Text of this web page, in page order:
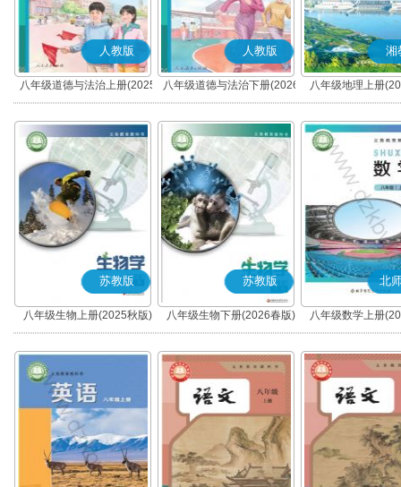
人教版
八年级道德与法治上册(2025
秋版)(部编版)
人教版
八年级道德与法治下册(2026
春版)(部编版)
湘
八年级地理上册
苏教版
八年级生物上册(2025秋版)
苏教版
八年级生物下册(2026春版)
北
八年级数学上册